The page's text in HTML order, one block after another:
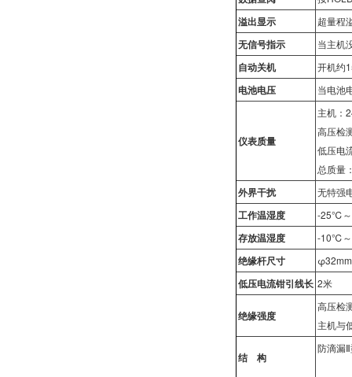
溢出显示 超量程
无信号指示 当主机
自动关机 开机约
电池电压 当电池
仪表质量
主机：
高压检
低压电
总质量
外界干扰 无特强
工作温湿度 -25℃
存放温湿度 -10℃
绝缘杆尺寸
低压电流钳引线长 2米
绝缘强度
高压检
主机与
结 构
防滴漏